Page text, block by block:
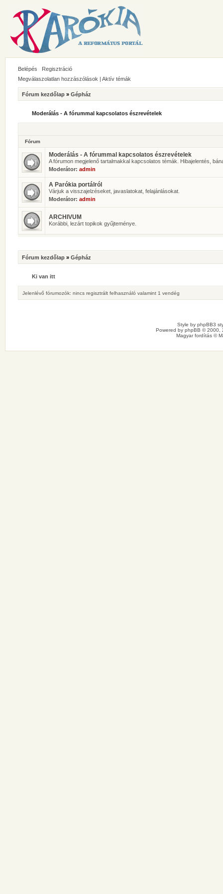
Belépés
Regisztráció
Megválaszolatlan hozzászólások | Aktív témák
Fórum kezdőlap » Gépház
Moderálás - A fórummal kapcsolatos észrevételek
Fórum
Moderálás - A fórummal kapcsolatos észrevételek
A fórumon megjelenő tartalmakkal kapcsolatos témák. Hibajelentés,
Moderátor: admin
A Parókia portálról
Várjuk a visszajelzéseket, javaslatokat, felajánlásokat.
Moderátor: admin
ARCHIVUM
Korábbi, lezárt topikok gyűjteménye.
Fórum kezdőlap » Gépház
Ki van itt
Jelenlévő fórumozók: nincs regisztrált felhasználó valamint 1 vendég
Style by phpBB3
Powered by phpBB © 2000,
Magyar fordítás ©